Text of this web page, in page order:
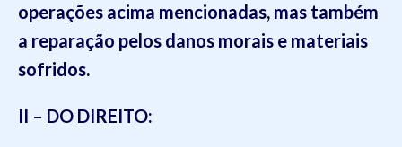
operações acima mencionadas, mas também
a reparação pelos danos morais e materiais
sofridos.
II – DO DIREITO: